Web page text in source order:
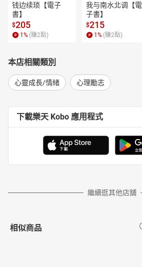
钱边续琐【電子
書】
$205
1 % (賺2點)
我与南水北调【電
子書】
$215
1 % (賺2點)
本店相關類別
心靈成長/情緒 心理勵志
下載樂天 Kobo 應用程式
繼續逛其他店舖
相似商品